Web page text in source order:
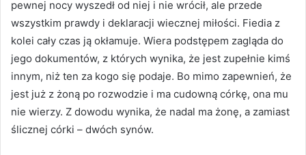
pewnej nocy wyszedł od niej i nie wrócił, ale przede
wszystkim prawdy i deklaracji wiecznej miłości. Fiedia z
kolei cały czas ją okłamuje. Wiera podstępem zagląda do
jego dokumentów, z których wynika, że jest zupełnie kimś
innym, niż ten za kogo się podaje. Bo mimo zapewnień, że
jest już z żoną po rozwodzie i ma cudowną córkę, ona mu
nie wierzy. Z dowodu wynika, że nadal ma żonę, a zamiast
ślicznej córki – dwóch synów.